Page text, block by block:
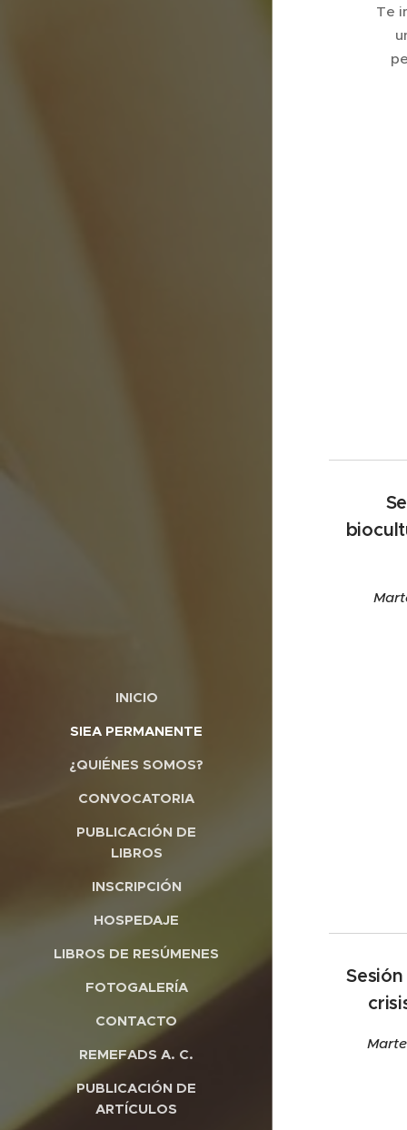
INICIO
SIEA PERMANENTE
¿QUIÉNES SOMOS?
CONVOCATORIA
PUBLICACIÓN DE
LIBROS
INSCRIPCIÓN
HOSPEDAJE
LIBROS DE RESÚMENES
FOTOGALERÍA
CONTACTO
REMEFADS A. C.
PUBLICACIÓN DE
ARTÍCULOS
Te